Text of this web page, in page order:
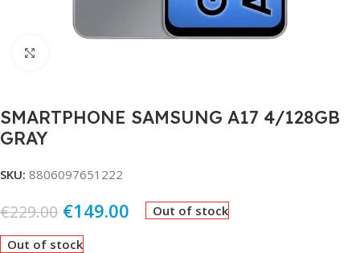
SMARTPHONE SAMSUNG A17 4/128GB
GRAY
SKU: 8806097651222
€229.00 €149.00 Out of stock
Out of stock